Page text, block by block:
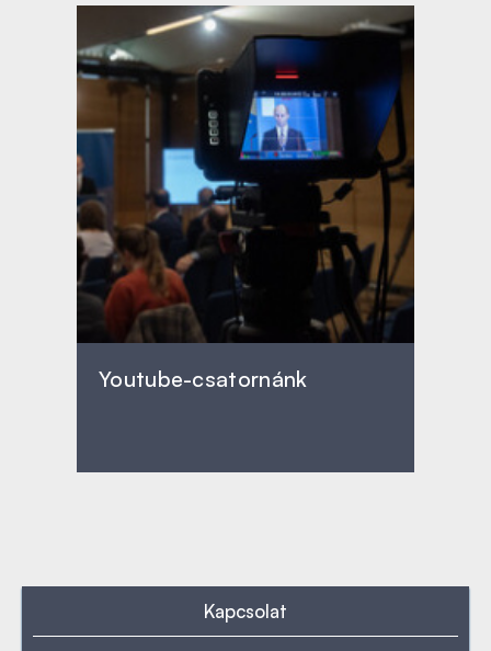
Youtube-csatornánk
Kapcsolat